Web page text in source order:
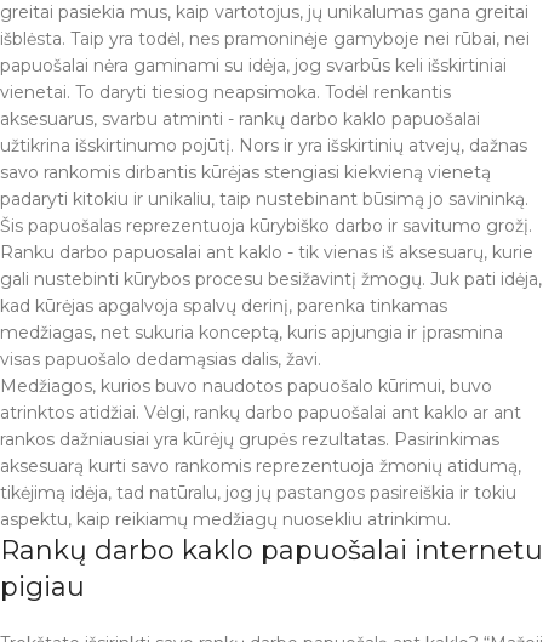
greitai pasiekia mus, kaip vartotojus, jų unikalumas gana greitai
išblėsta. Taip yra todėl, nes pramoninėje gamyboje nei rūbai, nei
papuošalai nėra gaminami su idėja, jog svarbūs keli išskirtiniai
vienetai. To daryti tiesiog neapsimoka. Todėl renkantis
aksesuarus, svarbu atminti - rankų darbo kaklo papuošalai
užtikrina išskirtinumo pojūtį. Nors ir yra išskirtinių atvejų, dažnas
savo rankomis dirbantis kūrėjas stengiasi kiekvieną vienetą
padaryti kitokiu ir unikaliu, taip nustebinant būsimą jo savininką.
Šis papuošalas reprezentuoja kūrybiško darbo ir savitumo grožį.
Ranku darbo papuosalai ant kaklo - tik vienas iš aksesuarų, kurie
gali nustebinti kūrybos procesu besižavintį žmogų. Juk pati idėja,
kad kūrėjas apgalvoja spalvų derinį, parenka tinkamas
medžiagas, net sukuria konceptą, kuris apjungia ir įprasmina
visas papuošalo dedamąsias dalis, žavi.
Medžiagos, kurios buvo naudotos papuošalo kūrimui, buvo
atrinktos atidžiai. Vėlgi, rankų darbo papuošalai ant kaklo ar ant
rankos dažniausiai yra kūrėjų grupės rezultatas. Pasirinkimas
aksesuarą kurti savo rankomis reprezentuoja žmonių atidumą,
tikėjimą idėja, tad natūralu, jog jų pastangos pasireiškia ir tokiu
aspektu, kaip reikiamų medžiagų nuosekliu atrinkimu.
Rankų darbo kaklo papuošalai internetu
pigiau